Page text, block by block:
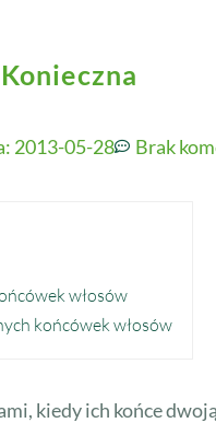
2013-05-28 Brak
włosów
końcówek włosów
kiedy ich końce